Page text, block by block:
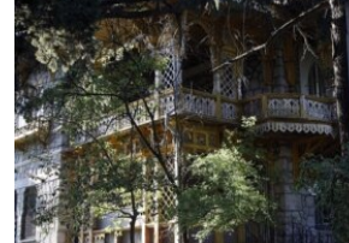
ВСЕ ЗА ДЕНЬ
СПЕЦПРОЕКТИ
ДЕПОРТАЦІЯ
ВІДЕОУРОКИ «ELIFBE»
СВІДЧЕННЯ ОКУПАЦІЇ
УКРАЇНСЬКА ПРОБЛЕМА КРИМУ
ЯК ОБІЙТИ БЛОКУВАННЯ
Русский
Qırımtatar